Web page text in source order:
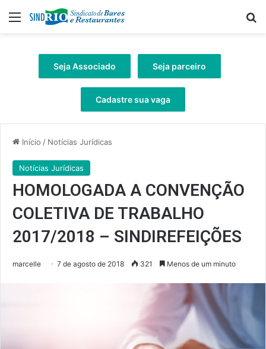
Menu
Seja Associado Seja parceiro
Cadastre sua vaga
Início / Notícias Jurídicas
Notícias Jurídicas
HOMOLOGADA A CONVENÇÃO
COLETIVA DE TRABALHO
2017/2018 – SINDIREFEIÇÕES
marcelle 7 de agosto de 2018 321 Menos de um minuto